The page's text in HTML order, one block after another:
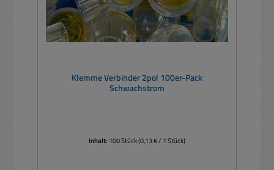
Klemme Verbinder 2pol 100er-Pack
Schwachstrom
Inhalt: 100 Stück(0,13 € / 1 Stück)